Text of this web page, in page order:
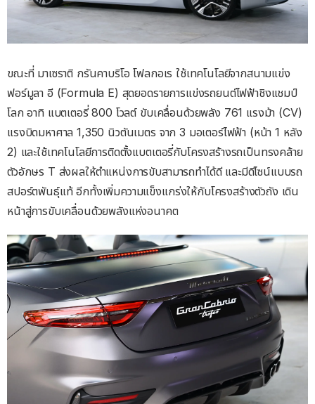
ขณะที่ มาเซราติ กรันคาบริโอ โฟลกอเร ใช้เทคโนโลยีจากสนามแข่ง
ฟอร์มูลา อี (Formula E) สุดยอดรายการแข่งรถยนต์ไฟฟ้าชิงแชมป์
โลก อาทิ แบตเตอรี่ 800 โวลต์ ขับเคลื่อนด้วยพลัง 761 แรงม้า (CV)
แรงบิดมหาศาล 1,350 นิวตันเมตร จาก 3 มอเตอร์ไฟฟ้า (หน้า 1 หลัง
2) และใช้เทคโนโลยีการติดตั้งแบตเตอรี่กับโครงสร้างรถเป็นทรงคล้าย
ตัวอักษร T ส่งผลให้ตำแหน่งการขับสามารถทำได้ดี และมีดีไซน์แบบรถ
สปอร์ตพันธุ์แท้ อีกทั้งเพิ่มความแข็งแกร่งให้กับโครงสร้างตัวถัง เดิน
หน้าสู่การขับเคลื่อนด้วยพลังแห่งอนาคต